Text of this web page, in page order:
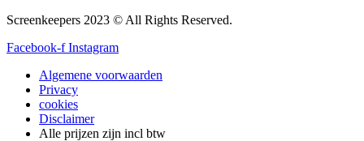
Screenkeepers 2023 © All Rights Reserved.
Facebook-f Instagram
Algemene voorwaarden
Privacy
cookies
Disclaimer
Alle prijzen zijn incl btw